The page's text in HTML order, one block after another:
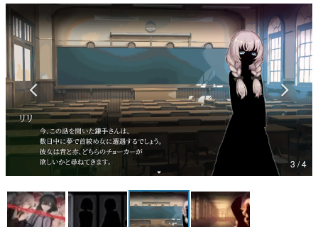
なんでゲームは面白い？
ゲーム開発者・hamatsu氏がゲームの魅力を画面や操作の
具体的な形から解き明かしていく、硬派で骨太な評論連載
です。
「経験値」「裏技」「ラスボス」… ゲームにまつわる言葉
の起源や用法の変遷を、コンピューター文化史研究家・タ
イニーP氏が徹底調査。
カテゴリ
特集記事
マンガ
女性向け
3 / 4